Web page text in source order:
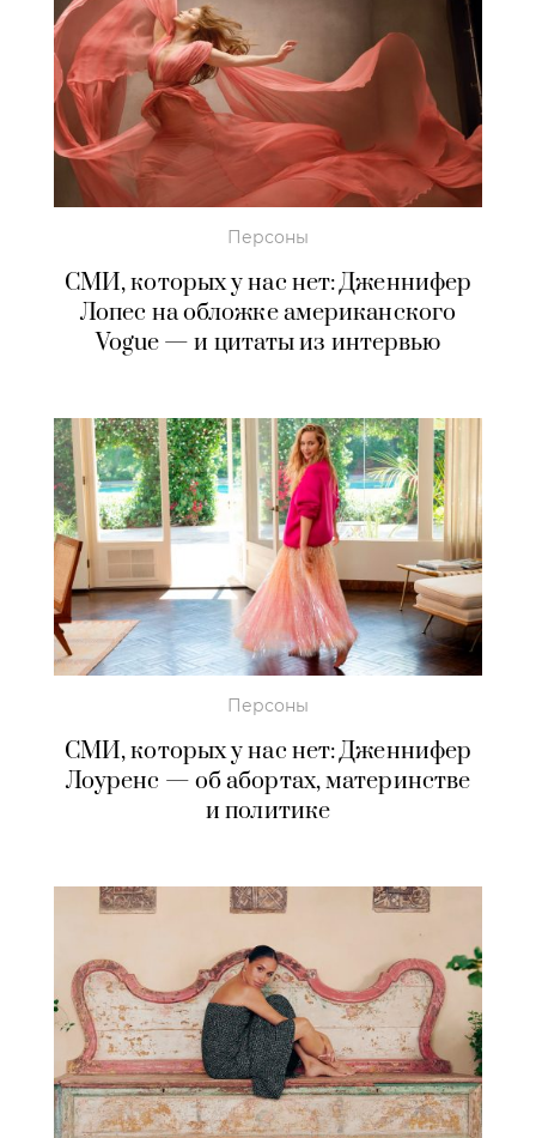
Персоны
СМИ, которых у нас нет: Дженнифер
Лопес на обложке американского
Vogue — и цитаты из интервью
Персоны
СМИ, которых у нас нет: Дженнифер
Лоуренс — об абортах, материнстве
и политике